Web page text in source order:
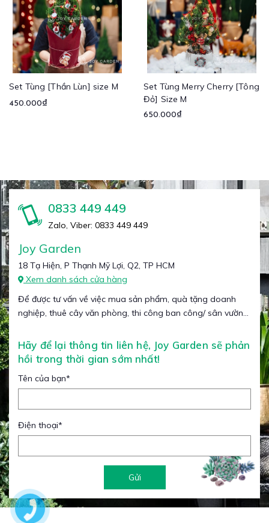
Set Tùng [Thần Lùn] size M
450.000₫
Set Tùng Merry Cherry [Tông
Đỏ] Size M
650.000₫
0833 449 449
Zalo, Viber: 0833 449 449
Joy Garden
18 Tạ Hiện, P Thạnh Mỹ Lợi, Q2, TP HCM
Xem danh sách cửa hàng
Để được tư vấn về việc mua sản phẩm, quà tặng doanh
nghiệp, thuê cây văn phòng, thi công ban công/ sân vườn...
Hãy để lại thông tin liên hệ, Joy Garden sẽ phản
hồi trong thời gian sớm nhất!
Tên của bạn*
Điện thoại*
Gửi